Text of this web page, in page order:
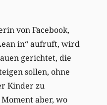
von Facebook,
in“ aufruft, wird
gerichtet, die
sollen, ohne
Kinder zu
aber, wo